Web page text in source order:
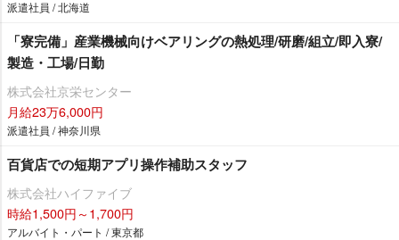
派遣社員 / 北海道
「寮完備」産業機械向けベアリングの熱処理/研磨/組立/即入寮/
製造・工場/日勤
株式会社京栄センター
月給23万6,000円
派遣社員 / 神奈川県
百貨店での短期アプリ操作補助スタッフ
株式会社ハイファイブ
時給1,500円～1,700円
アルバイト・パート / 東京都